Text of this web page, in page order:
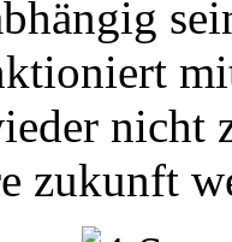
nicht
zukunft